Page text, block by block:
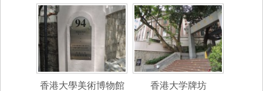
香港大學美術博物館
香港大学牌坊